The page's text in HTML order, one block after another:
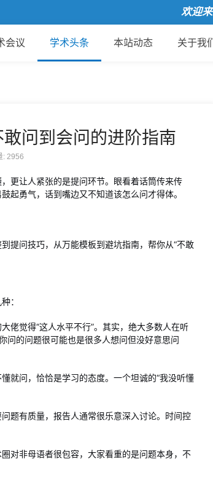
欢迎来到国
会议 学术头条 本站动态 关于我们
问到会问的进阶指南
: 2956
更让人紧张的是提问环节。眼看着话筒传来传
起勇气，话到嘴边又不知道该怎么问才得体。
提问技巧，从万能模板到避坑指南，帮你从“不敢
：
佬觉得“这人水平不行”。其实，绝大多数人在听
问的问题很可能也是很多人想问但没好意思问
就问，恰恰是学习的态度。一个坦诚的“我没听懂
题有质量，报告人通常很乐意深入讨论。时间控
对非母语者很包容，大家看重的是问题本身，不